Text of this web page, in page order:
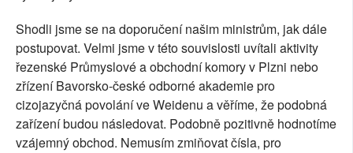
Shodli jsme se na doporučení našim ministrům, jak dále
postupovat. Velmi jsme v této souvislosti uvítali aktivity
řezenské Průmyslové a obchodní komory v Plzni nebo
zřízení Bavorsko-české odborné akademie pro
cizojazyčná povolání ve Weidenu a věříme, že podobná
zařízení budou následovat. Podobně pozitivně hodnotíme
vzájemný obchod. Nemusím zmiňovat čísla, pro